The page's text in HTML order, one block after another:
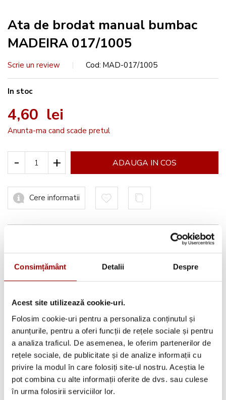
Consimțământ Detalii Despre
Acest site utilizează cookie-uri.
Folosim cookie-uri pentru a personaliza conținutul și
anunțurile, pentru a oferi funcții de rețele sociale și pentru
a analiza traficul. De asemenea, le oferim partenerilor de
rețele sociale, de publicitate și de analize informații cu
privire la modul în care folosiți site-ul nostru. Aceștia le
pot combina cu alte informații oferite de dvs. sau culese
în urma folosirii serviciilor lor.
Ata de brodat manual bumbac
MADEIRA 017/1005
Scrie un review Cod MAD-017/1005
In stoc
4,60 lei
Anunta-ma cand scade pretul
- + ADAUGA IN COS
Cere informatii
Avantajele tale:
Consultanta profesionala
Deschidere coletla livrare
Pana la12 ratefara dobanda
Retur in 14 zile